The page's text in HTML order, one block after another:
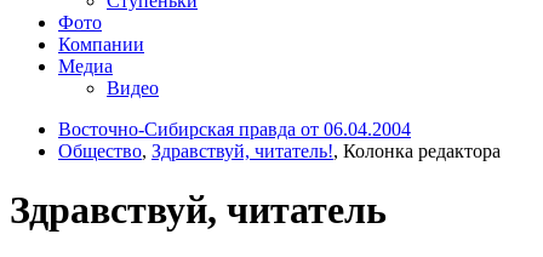
Фото
Компании
Медиа
Видео
Восточно-Сибирская правда от 06.04.2004
Общество, Здравствуй, читатель!, Колонка редактора
Здравствуй, читатель